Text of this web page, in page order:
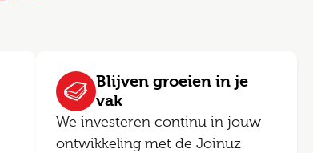
Blijven groeien in je
vak
We investeren continu in jouw
ontwikkeling met de Joinuz